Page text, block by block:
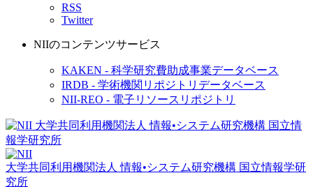
RSS
Twitter
NIIのコンテンツサービス
KAKEN - 科学研究費助成事業データベース
IRDB - 学術機関リポジトリデータベース
NII-REO - 電子リソースリポジトリ
大学共同利用機関法人 情報•システム研究機構 国立情報学研
究所